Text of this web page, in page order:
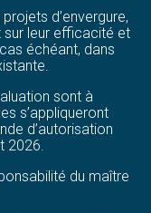
d’envergure,
sur leur efficacité et
échéant, dans
sont à
s’appliqueront
d’autorisation
2026.
du maître